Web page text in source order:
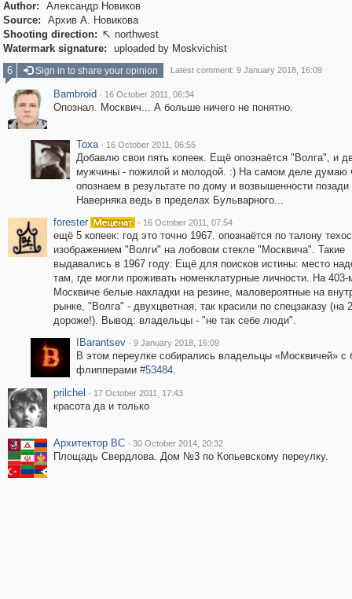
Author:
Александр Новиков
Source:
Архив А. Новикова
Shooting direction:  northwest
Watermark signature:
uploaded by Moskvichist
6
Sign in to share your opinion Latest comment: 9 January 2018, 16:09
Bambroid · 16 October 2011, 06:34
Опознал. Москвич... А больше ничего не понятно.
Toxa · 16 October 2011, 06:55
Добавлю свои пять копеек. Ещё опознаётся "Волга", и
мужчины - пожилой и молодой. :) На самом деле думаю
опознаем в результате по дому и возвышенности
Наверняка ведь в пределах Бульварного...
forester
· 16 October 2011, 07:54
ещё 5 копеек: год это точно 1967. опознаётся по талону
изображением "Волги" на лобовом стекле "Москвича". Такие
выдавались в 1967 году. Ещё для поисков истины: место
там, где могли проживать номенклатурные личности. На 403-
Москвиче белые накладки на резине, маловероятные на
рынке, "Волга" - двухцветная, так красили по спецзаказу (на
дороже!). Вывод: владельцы - "не так себе люди".
IBarantsev · 9 January 2018, 16:09
В этом переулке собирались владельцы «Москвичей» с
флипперами #53484.
prilchel · 17 October 2011, 17:43
красота да и только
Архитектор ВС · 30 October 2014, 20:32
Площадь Свердлова. Дом №3 по Копьевскому переулку.